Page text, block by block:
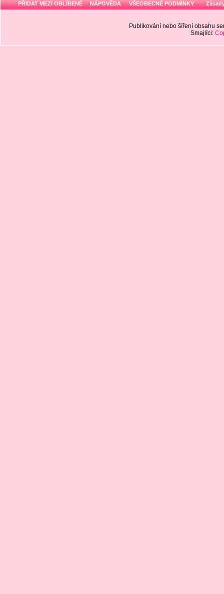
PŘIDAT MEZI OBLÍBENÉ NÁPOVĚDA VŠEOBECNÉ PODMÍNKY
Publikování nebo šíření obsahu
Smajlíci: